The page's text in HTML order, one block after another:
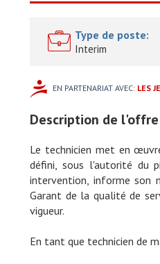
Type de poste:
Interim
EN PARTENARIAT AVEC: LES
Description de
Le technicien met en
défini, sous l'autorité du
intervention, informe son
Garant de la qualité de
vigueur.
En tant que technicien de